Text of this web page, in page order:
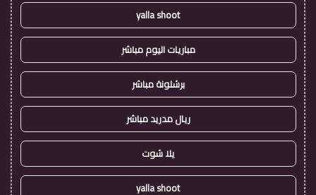
yalla shoot
مباريات اليوم مباشر
برشلونة مباشر
ريال مدريد مباشر
يلا شوت
yalla shoot